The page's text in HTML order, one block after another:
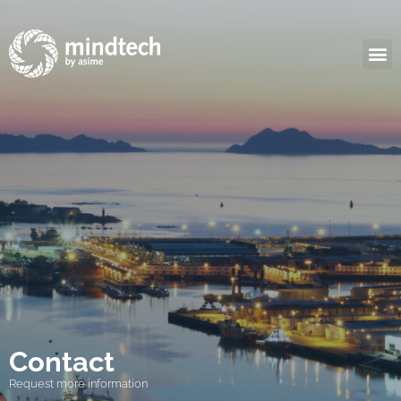
Contact
Request more information